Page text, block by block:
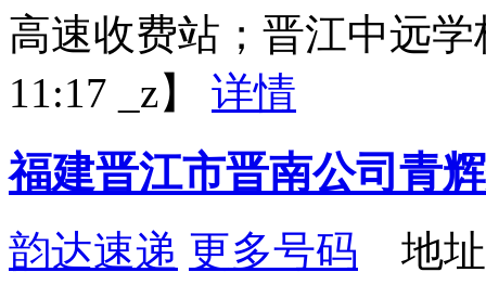
高速收费站；晋江中远
11:17 _z】 详情
福建晋江市晋南公司青
韵达速递 更多号码 地址